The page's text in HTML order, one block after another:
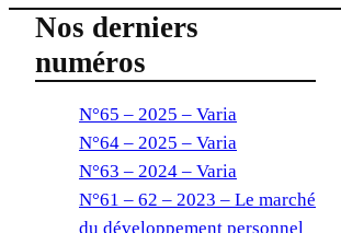
Nos derniers
numéros
N°65 – 2025 – Varia
N°64 – 2025 – Varia
N°63 – 2024 – Varia
N°61 – 62 – 2023 – Le marché
du développement personnel